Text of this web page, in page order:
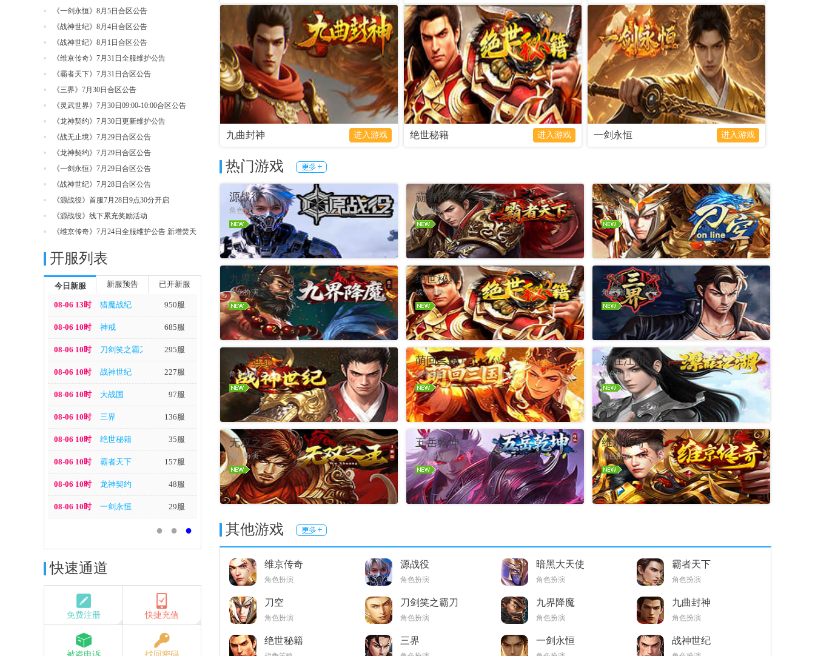
法《一剑永恒》8月5日合区公告
《战神世纪》8月4日合区公告
《战神世纪》8月1日合区公告
《维京传奇》7月31日全服维护公告
《霸者天下》7月31日合区公告
《三界》7月30日合区公告
《灵武世界》7月30日09:00-10:00合区公告
《龙神契约》7月30日更新维护公告
《战无止境》7月29日合区公告
《龙神契约》7月29日合区公告
《一剑永恒》7月29日合区公告
《战神世纪》7月28日合区公告
《源战役》首服7月28日9点30分开启
《源战役》线下累充奖励活动
《维京传奇》7月24日全服维护公告 新增焚天
开服列表
今日新服 新服预告 已开新服
08-06 13时 猎魔战纪 950服
08-06 10时 神戒 685服
08-06 10时 刀剑笑之霸刀 295服
08-06 10时 战神世纪 227服
08-06 10时 大战国 97服
08-06 10时 三界 136服
08-06 10时 绝世秘籍 35服
08-06 10时 霸者天下 157服
08-06 10时 龙神契约 48服
08-06 10时 一剑永恒 29服
●
●
●
快速通道
免费注册 快捷充值
进入游戏
九曲封神 进入游戏
绝世秘籍 进入游戏
一剑永恒
热门游戏
源战役
角色扮演
进入游戏 礼包 官网
霸者天下
角色扮演
进入游戏 礼包 官网
刀空
角色扮演
进入游戏 官网
九界降魔
角色扮演
进入游戏 官网
绝世秘籍
战争策略
进入游戏 礼包 官网
三界
角色扮演
进入游戏 礼包 官网
战神世纪
角色扮演
进入游戏 礼包 官网
萌回三国
战争策略
进入游戏 礼包 官网
漂在江湖
角色扮演
进入游戏 礼包 官网
无双之王
角色扮演
五岳乾坤
角色扮演
维京传奇
角色扮演
其他游戏
维京传奇
角色扮演
源战役
角色扮演
暗黑大天使
角色扮演
霸者天下
角色扮演
刀空
角色扮演
刀剑笑之霸刀
角色扮演
九界降魔
角色扮演
九曲封神
角色扮演
绝世秘籍 三界 一剑永恒 战神世纪